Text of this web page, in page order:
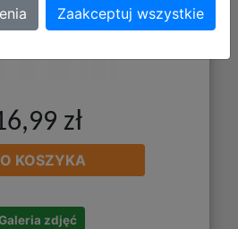
zł
KOSZYKA
zdjęć
Zaakceptuj wszystkie